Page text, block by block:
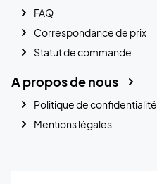
FAQ
Correspondance de prix
Statut de commande
A propos de nous
Politique de confidentialité
Mentions légales